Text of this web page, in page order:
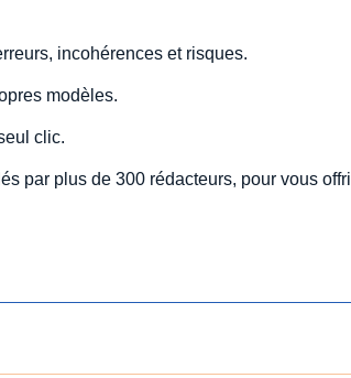
incohérences et risques.
modèles.
clic.
par plus de 300 rédacteurs, pour vous